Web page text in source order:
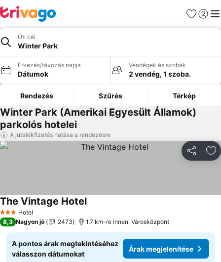
Kedvencek
Úti cél
Winter Park
Érkezés/távozás napja
Dátumok
Vendégek és szobák
2 vendég, 1 szoba.
Rendezés Szűrés Térkép
Winter Park (Amerikai Egyesült Államok)
parkolós hotelei
A jutalékfizetés hatása a rendezésre
3 Kategória
Hotel
The Vintage HotelÁrak megjelenítése
8,3 Nagyon jó 2473 1.7 km-re innen: Városközpont
A pontos árak megtekintéséhez
válasszon dátumokat
Árak megjelenítése